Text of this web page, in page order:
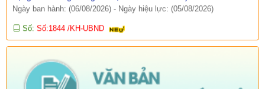
Số:Số:1844 /KH-UBND
Tên:(KẾ HOẠCH Truyền thông hưởng ứng Tuần lễ Thế giới
Nuôi con bằng sữa mẹ năm 2026)
Số: Số:1840 /UBND-KT
Tên:
(V/v rà soát đối tượng để thực hiện chính sách về đất đai